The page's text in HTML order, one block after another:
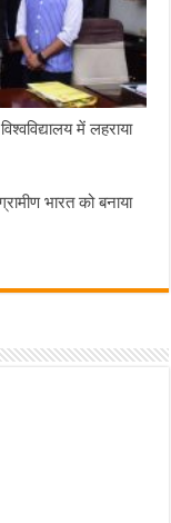
में लहराया
भारत को बनाया